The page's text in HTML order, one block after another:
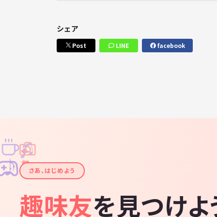
シェア
Post LINE facebook
✦
✦
✧
✧
♪
♫
さあ、はじめよう
趣味友を見つけよ